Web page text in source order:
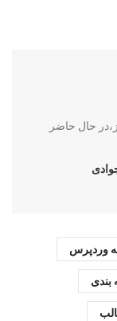
حال حاضر
وردپرس
بندی